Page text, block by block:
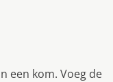
een kom. Voeg de